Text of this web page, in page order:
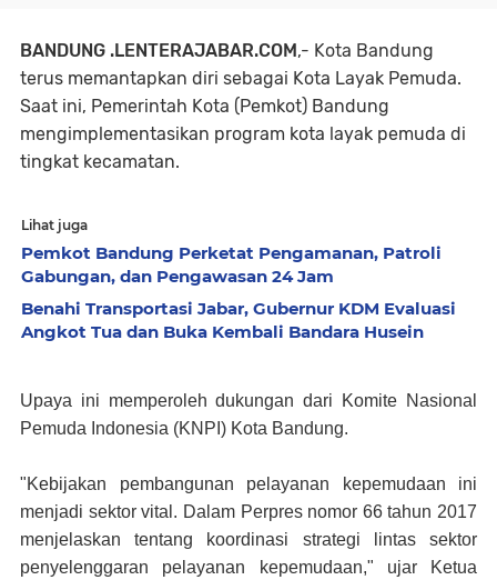
BANDUNG .LENTERAJABAR.COM,- Kota Bandung
terus memantapkan diri sebagai Kota Layak Pemuda.
Saat ini, Pemerintah Kota (Pemkot) Bandung
mengimplementasikan program kota layak pemuda di
tingkat kecamatan.
Lihat juga
Pemkot Bandung Perketat Pengamanan, Patroli
Gabungan, dan Pengawasan 24 Jam
Benahi Transportasi Jabar, Gubernur KDM Evaluasi
Angkot Tua dan Buka Kembali Bandara Husein
Upaya ini memperoleh dukungan dari Komite Nasional
Pemuda Indonesia (KNPI) Kota Bandung.
"Kebijakan pembangunan pelayanan kepemudaan ini
menjadi sektor vital. Dalam Perpres nomor 66 tahun 2017
menjelaskan tentang koordinasi strategi lintas sektor
penyelenggaran pelayanan kepemudaan," ujar Ketua